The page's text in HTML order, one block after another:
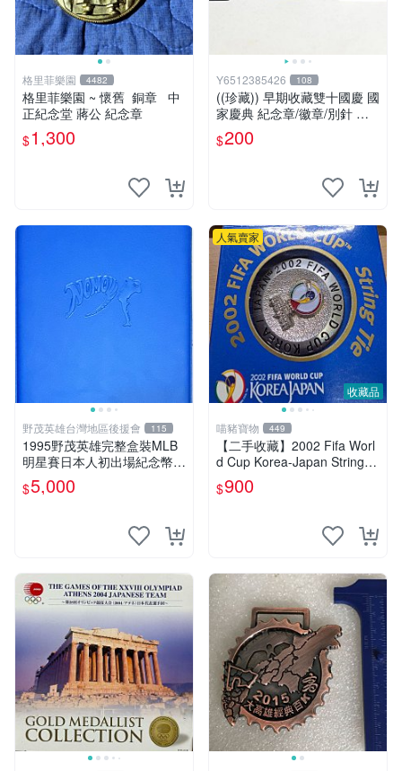
格里菲樂園 4482
格里菲樂園 ~ 懷舊 銅章 中
正紀念堂 蔣公 紀念章
$1,300
Y6512385426 108
((珍藏)) 早期收藏雙十國慶 國
家慶典 紀念章/徽章/別針 罕
見收藏品
$200
野茂英雄台灣地區後援會 115
1995野茂英雄完整盒裝MLB
明星賽日本人初出場紀念幣，
999純銀
$5,000
收藏品
人氣賣家
喵豬寶物 449
【二手收藏】2002 Fifa Worl
d Cup Korea-Japan StringTi
e／2002年國際足總世界盃
（韓國／日本）官方授權繫繩
$900